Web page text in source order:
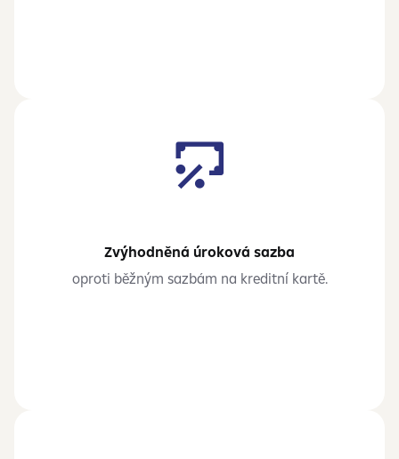
Zvýhodněná úroková sazba
oproti běžným sazbám na kreditní kartě.